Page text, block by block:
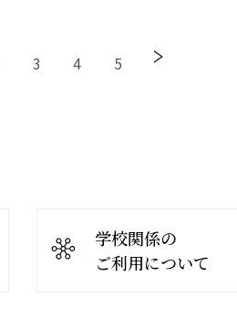
3 4 5
学校関係の
ご利用について